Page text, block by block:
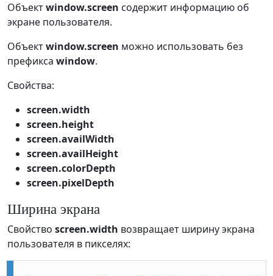
Объектwindow.screen содержит информацию об
экране пользователя.
Объектwindow.screen можно использовать без
префикса window.
Свойства:
screen.width
screen.height
screen.availWidth
screen.availHeight
screen.colorDepth
screen.pixelDepth
Ширина экрана
Свойство screen.width возвращает ширину экрана
пользователя в пикселях: